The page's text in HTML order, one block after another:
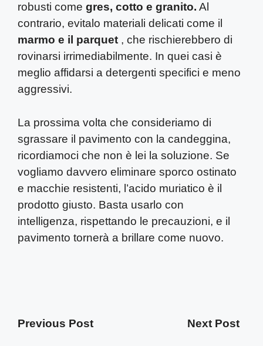
robusti come gres, cotto e granito. Al
contrario, evitalo materiali delicati come il
marmo e il parquet , che rischierebbero di
rovinarsi irrimediabilmente. In quei casi è
meglio affidarsi a detergenti specifici e meno
aggressivi.
La prossima volta che consideriamo di
sgrassare il pavimento con la candeggina,
ricordiamoci che non è lei la soluzione. Se
vogliamo davvero eliminare sporco ostinato
e macchie resistenti, l’acido muriatico è il
prodotto giusto. Basta usarlo con
intelligenza, rispettando le precauzioni, e il
pavimento tornerà a brillare come nuovo.
Previous Post Next Post